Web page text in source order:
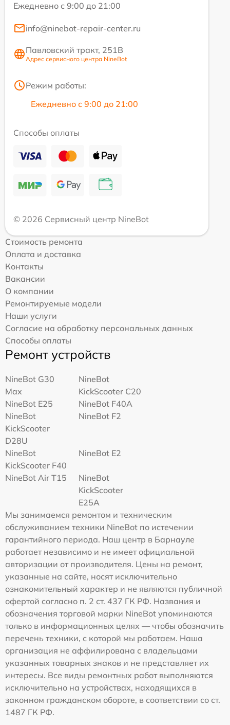
Ежедневно с 9:00 до 21:00
info@ninebot-repair-center.ru
Павловский тракт, 251В
Адрес сервисного центра NineBot
Режим работы:
Ежедневно с 9:00 до 21:00
Способы оплаты
© 2026 Сервисный центр NineBot
Стоимость ремонта
Оплата и доставка
Контакты
Вакансии
О компании
Ремонтируемые модели
Наши услуги
Согласие на обработку персональных данных
Способы оплаты
Ремонт устройств
NineBot G30
Max
NineBot
KickScooter C20
NineBot E25
NineBot F40A
NineBot
KickScooter
D28U
NineBot F2
NineBot
KickScooter F40
NineBot E2
NineBot Air T15
NineBot
KickScooter
E25A
Мы занимаемся ремонтом и техническим
обслуживанием техники NineBot по истечении
гарантийного периода. Наш центр в Барнауле
работает независимо и не имеет официальной
авторизации от производителя. Цены на ремонт,
указанные на сайте, носят исключительно
ознакомительный характер и не являются публичной
офертой согласно п. 2 ст. 437 ГК РФ. Названия и
обозначения торговой марки NineBot упоминаются
только в информационных целях — чтобы обозначить
перечень техники, с которой мы работаем. Наша
организация не аффилирована с владельцами
указанных товарных знаков и не представляет их
интересы. Все виды ремонтных работ выполняются
исключительно на устройствах, находящихся в
законном гражданском обороте, в соответствии со ст.
1487 ГК РФ.